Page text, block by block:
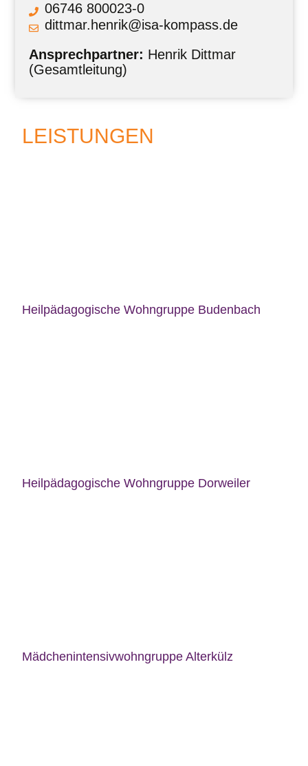
06746 800023-0
dittmar.henrik@isa-kompass.de
Ansprechpartner: Henrik Dittmar
(Gesamtleitung)
LEISTUNGEN
Heilpädagogische Wohngruppe Budenbach
Heilpädagogische Wohngruppe Dorweiler
Mädchenintensivwohngruppe Alterkülz